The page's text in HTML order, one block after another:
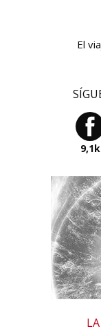
El
9,1k